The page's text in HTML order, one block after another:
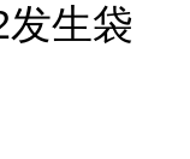
发生袋